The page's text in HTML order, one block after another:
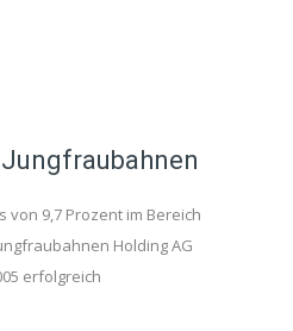
von 9,7 Prozent im Bereich
Holding AG
erfolgreich